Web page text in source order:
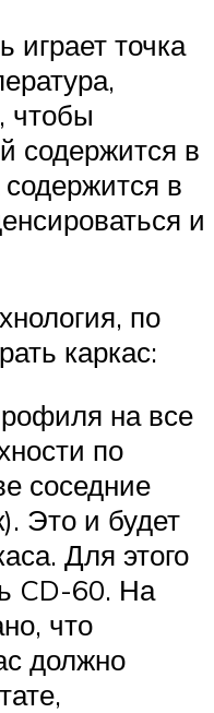
играет точка
чтобы
содержится в
содержится в
и
по
каркас:
на все
по
соседние
Это и будет
Для этого
CD-60. На
что
должно